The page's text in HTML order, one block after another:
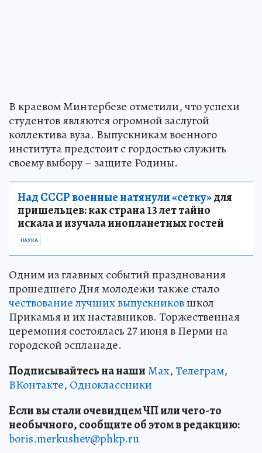
В краевом Минтербезе отметили, что успехи
студентов являются огромной заслугой
коллектива вуза. Выпускникам военного
института предстоит с гордостью служить
своему выбору – защите Родины.
Над СССР военные натянули «сетку»для
пришельцев: как страна 13 лет тайно
искала и изучала инопланетных гостей
НАУКА
Одним из главных событий празднования
прошедшего Дня молодежи также стало
чествование лучших выпускниковшкол
Прикамья и их наставников. Торжественная
церемония состоялась 27 июня в Перми на
городской эспланаде.
Подписывайтесь на нашиMax,Телеграм,
ВКонтакте, Одноклассники
Если вы стали очевидцем ЧП или чего-то
необычного, сообщите об этом в редакцию:
boris.merkushev@phkp.ru